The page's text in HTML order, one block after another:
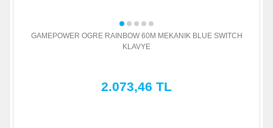
GAMEPOWER OGRE RAINBOW 60M MEKANIK BLUE SWITCH
KLAVYE
2.073,46 TL